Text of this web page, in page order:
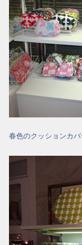
春色のクッションカバ